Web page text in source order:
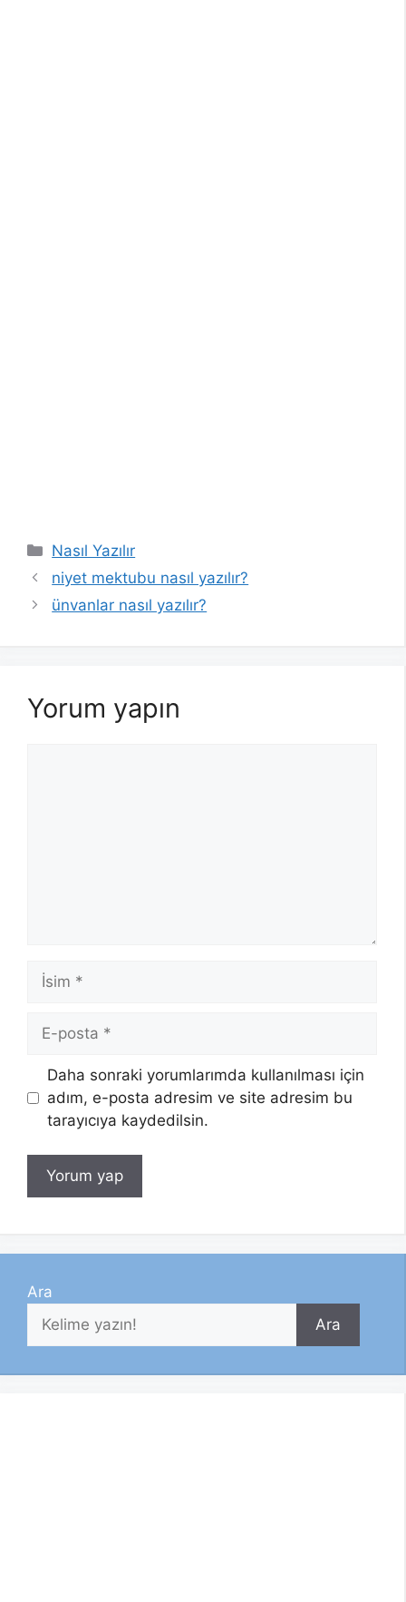
Kategoriler
Nasıl Yazılır
niyet mektubu nasıl yazılır?
ünvanlar nasıl yazılır?
Yorum yapın
İsim
posta
Daha sonraki yorumlarımda kullanılması için
adım, e-posta adresim ve site adresim bu
tarayıcıya kaydedilsin.
Ara
Ara